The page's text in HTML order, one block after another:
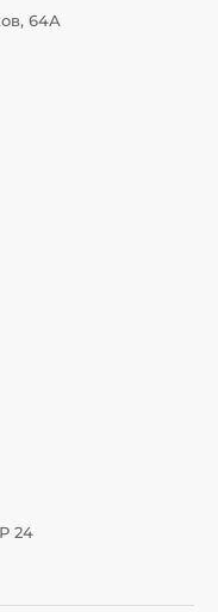
64А
24